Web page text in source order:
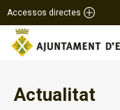
Accessos directes
Actualitat